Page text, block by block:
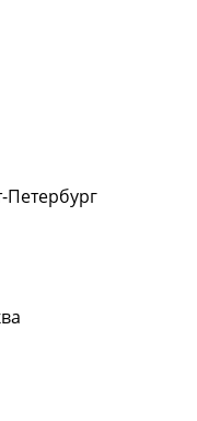
Петербург